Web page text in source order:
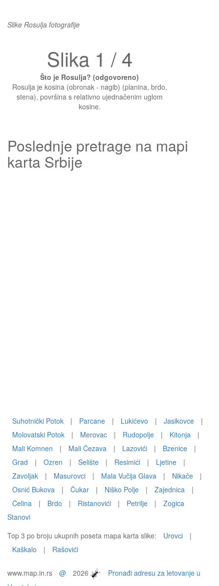
Slike Rosulja fotografije
Slika 1 / 4
Što je Rosulja? (odgovoreno)
Rosulja je kosina (obronak - nagib) (planina, brdo,
stena), površina s relativno ujednačenim uglom
kosine.
Poslednje pretrage na mapi
karta Srbije
Suhotnički Potok | Parcane | Lukićevo | Jasikovce
|
Molovatski Potok
| Merovac | Rudopolje | Kitonja
|
Mali Komnen
| Mali Čezava | Lazovići | Bzenice
|
Grad
| Ozren | Selište | Resimići | Ljetine
|
Zavoljak
| Masurovci | Mala Vučija Glava | Nikače
|
Osnić Bukova
| Čukar | Niško Polje | Zajednica
|
Čelina
| Brdo | Ristanovići | Petrilje |
Zogica
Stanovi
Top 3 po broju ukupnih poseta mapa karta slike:
Urovci
|
Kaškalo
| Rašovići
www.map.in.rs @ 2026
Pronađi adresu za letovanje u